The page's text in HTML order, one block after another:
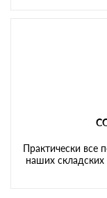
Практически все
наших